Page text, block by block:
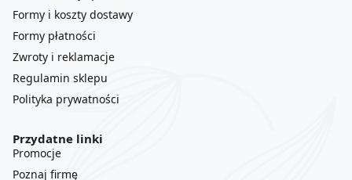
Formy i koszty dostawy
Formy płatności
Zwroty i reklamacje
Regulamin sklepu
Polityka prywatności
Przydatne linki
Promocje
Poznaj firmę